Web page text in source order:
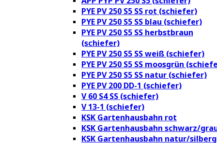
PYE PV 250 S5 SS rot (schiefer)
PYE PV 250 S5 SS blau (schiefer)
PYE PV 250 S5 SS herbstbraun
(schiefer)
PYE PV 250 S5 SS weiß (schiefer)
PYE PV 250 S5 SS moosgrün
PYE PV 250 S5 SS natur (schiefer)
PYE PV 200 DD-1 (schiefer)
V 60 S4 SS (schiefer)
V 13-1 (schiefer)
KSK Gartenhausbahn rot
KSK Gartenhausbahn schwarz/
KSK Gartenhausbahn natur/